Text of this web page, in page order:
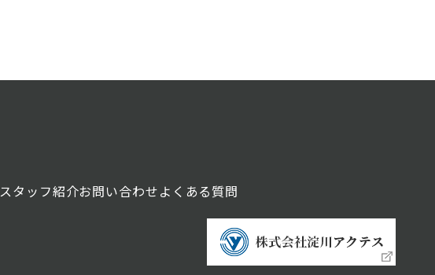
スタッフ紹介お問い合わせ よくある質問